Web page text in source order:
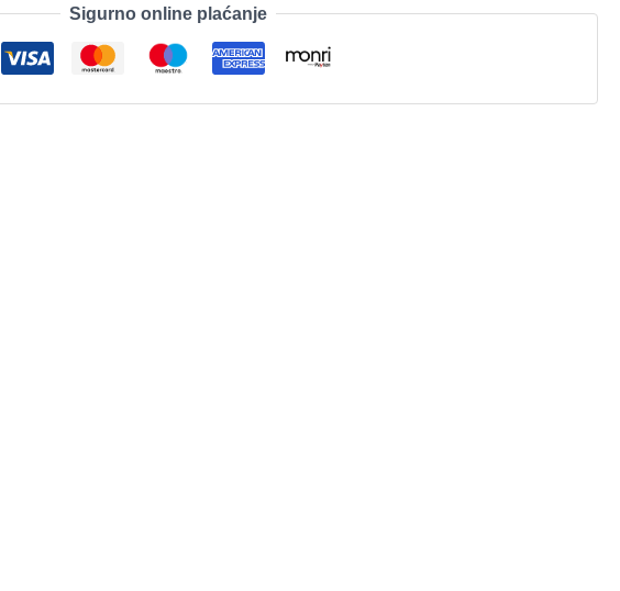
Sigurno online plaćanje